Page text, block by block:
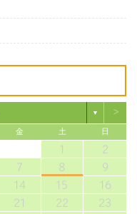
▼ >
金 土 日
1
2
7 8
9
14 15
16
21 22
23